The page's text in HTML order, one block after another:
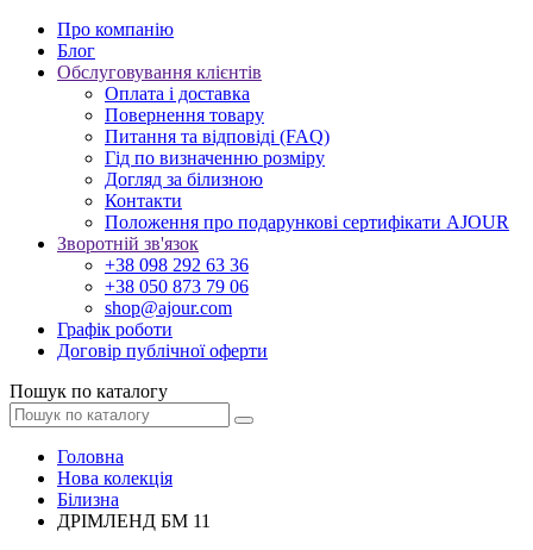
Про компанію
Блог
Обслуговування клієнтів
Оплата і доставка
Повернення товару
Питання та відповіді (FAQ)
Гід по визначенню розміру
Догляд за білизною
Контакти
Положення про подарункові сертифікати AJOUR
Зворотній зв'язок
+38 098 292 63 36
+38 050 873 79 06
shop@ajour.com
Графік роботи
Договір публічної оферти
Пошук по каталогу
Головна
Нова колекція
Білизна
ДРІМЛЕНД БМ 11